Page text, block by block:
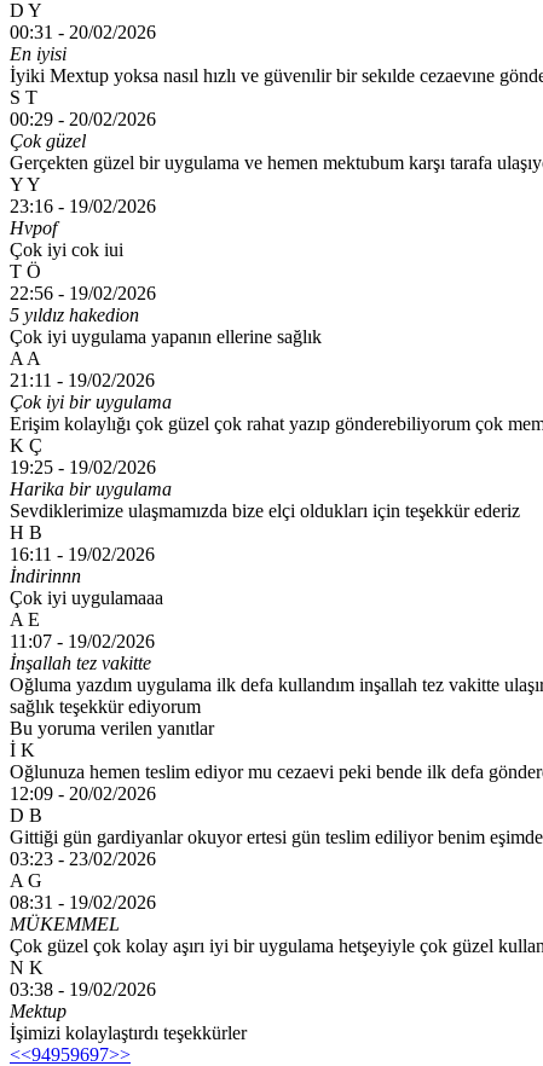
D Y
00:31 - 20/02/2026
En iyisi
İyiki Mextup yoksa nasıl hızlı ve güvenılir bir sekılde cezaevıne
S T
00:29 - 20/02/2026
Çok güzel
Gerçekten güzel bir uygulama ve hemen mektubum karşı tarafa
Y Y
23:16 - 19/02/2026
Hvpof
Çok iyi cok iui
T Ö
22:56 - 19/02/2026
5 yıldız hakedion
Çok iyi uygulama yapanın ellerine sağlık
A A
21:11 - 19/02/2026
Çok iyi bir uygulama
Erişim kolaylığı çok güzel çok rahat yazıp gönderebiliyorum çok
K Ç
19:25 - 19/02/2026
Harika bir uygulama
Sevdiklerimize ulaşmamızda bize elçi oldukları için teşekkür ederiz
H B
16:11 - 19/02/2026
İndirinnn
Çok iyi uygulamaaa
A E
11:07 - 19/02/2026
İnşallah tez vakitte
Oğluma yazdım uygulama ilk defa kullandım inşallah tez vakitte
sağlık teşekkür ediyorum
Bu yoruma verilen yanıtlar
İ K
Oğlunuza hemen teslim ediyor mu cezaevi peki bende ilk defa
12:09 - 20/02/2026
D B
Gittiği gün gardiyanlar okuyor ertesi gün teslim ediliyor benim
03:23 - 23/02/2026
A G
08:31 - 19/02/2026
MÜKEMMEL
Çok güzel çok kolay aşırı iyi bir uygulama hetşeyiyle çok güzel
N K
03:38 - 19/02/2026
Mektup
İşimizi kolaylaştırdı teşekkürler
<<94959697>>